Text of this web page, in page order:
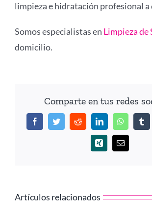
limpieza e hidratación profesional
Somos especialistas en Limpieza de
domicilio.
Comparte en tus redes
FacebookTwitterRedditLinkedIn
Xing
Correo
Artículos relacionados